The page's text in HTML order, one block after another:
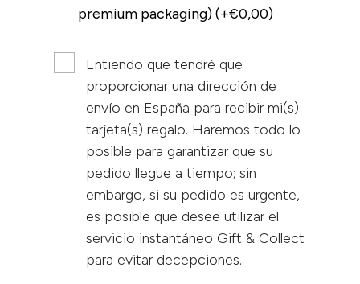
premium packaging) (+€0,00)
Entiendo que tendré que
proporcionar una dirección de
envío en España para recibir mi(s)
tarjeta(s) regalo. Haremos todo lo
posible para garantizar que su
pedido llegue a tiempo; sin
embargo, si su pedido es urgente,
es posible que desee utilizar el
servicio instantáneo Gift & Collect
para evitar decepciones.